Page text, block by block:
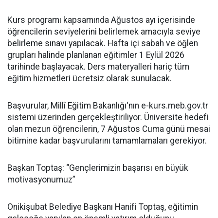
Kurs programı kapsamında Ağustos ayı içerisinde
öğrencilerin seviyelerini belirlemek amacıyla seviye
belirleme sınavı yapılacak. Hafta içi sabah ve öğlen
grupları halinde planlanan eğitimler 1 Eylül 2026
tarihinde başlayacak. Ders materyalleri hariç tüm
eğitim hizmetleri ücretsiz olarak sunulacak.
Başvurular, Millî Eğitim Bakanlığı'nın e-kurs.meb.gov.tr
sistemi üzerinden gerçekleştiriliyor. Üniversite hedefi
olan mezun öğrencilerin, 7 Ağustos Cuma günü mesai
bitimine kadar başvurularını tamamlamaları gerekiyor.
Başkan Toptaş: “Gençlerimizin başarısı en büyük
motivasyonumuz”
Onikişubat Belediye Başkanı Hanifi Toptaş, eğitimin